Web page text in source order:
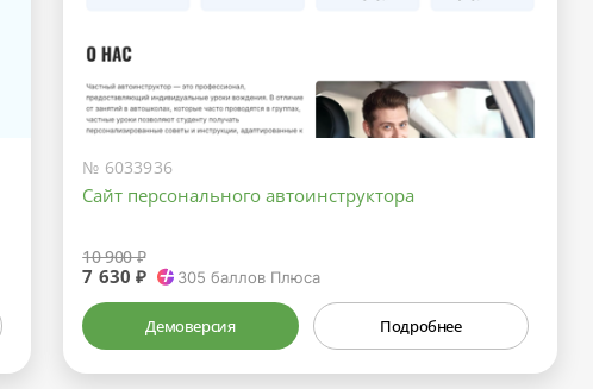
№ 6033936
Сайт персонального автоинструктора
10 900 ₽
7 630 ₽ 305 баллов Плюса
Демоверсия Подробнее